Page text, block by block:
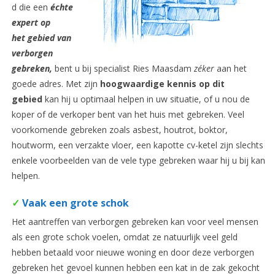
d die een échte
expert op
het gebied van
verborgen
gebreken, bent u bij specialist Ries Maasdam zékeraan het
goede adres. Met zijn hoogwaardige kennis op dit
gebied kan hij u optimaal helpen in uw situatie, of u nou de
koper of de verkoper bent van het huis met gebreken. Veel
voorkomende gebreken zoals asbest, houtrot, boktor,
houtworm, een verzakte vloer, een kapotte cv-ketel zijn slechts
enkele voorbeelden van de vele type gebreken waar hij u bij kan
helpen.
✓ Vaak een grote schok
Het aantreffen van verborgen gebreken kan voor veel mensen
als een grote schok voelen, omdat ze natuurlijk veel geld
hebben betaald voor nieuwe woning en door deze verborgen
gebreken het gevoel kunnen hebben een kat in de zak gekocht